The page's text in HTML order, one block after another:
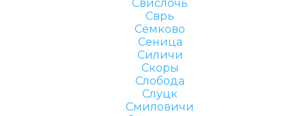
Свислочь
Сврь
Сёмково
Сеница
Силичи
Скоры
Слобода
Слуцк
Смиловичи